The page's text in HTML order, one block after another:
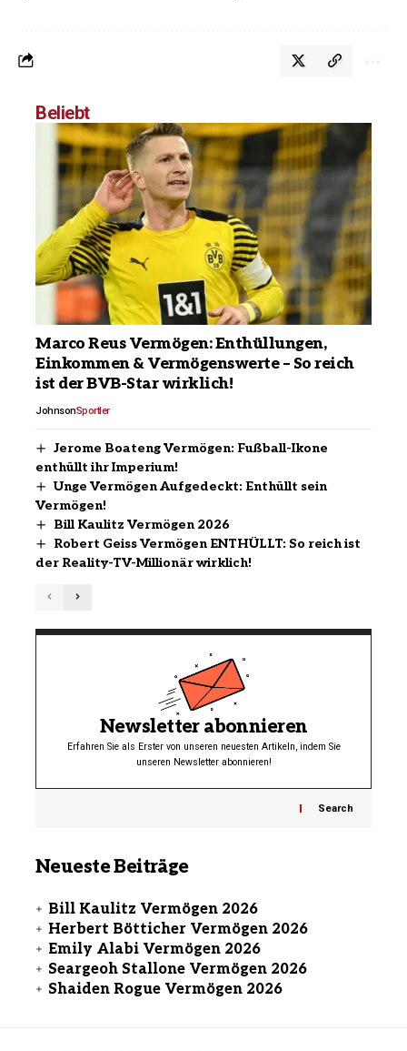
Beliebt
Marco Reus Vermögen: Enthüllungen,
Einkommen & Vermögenswerte – So reich
ist der BVB-Star wirklich!
JohnsonSportler
Jerome Boateng Vermögen: Fußball-Ikone
enthüllt ihr Imperium!
Unge Vermögen Aufgedeckt: Enthüllt sein
Vermögen!
Bill Kaulitz Vermögen 2026
Robert Geiss Vermögen ENTHÜLLT: So reich ist
der Reality-TV-Millionär wirklich!
Newsletter abonnieren
Erfahren Sie als Erster von unseren neuesten Artikeln, indem Sie
unseren Newsletter abonnieren!
Search
Neueste Beiträge
Bill Kaulitz Vermögen 2026
Herbert Bötticher Vermögen 2026
Emily Alabi Vermögen 2026
Seargeoh Stallone Vermögen 2026
Shaiden Rogue Vermögen 2026